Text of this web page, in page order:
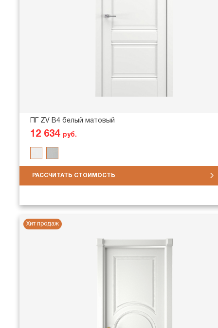
ПГ ZV В4 белый матовый
12 634 руб.
РАССЧИТАТЬ СТОИМОСТЬ
Хит продаж